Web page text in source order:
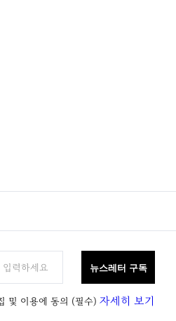
뉴스레터 구독
및 이용에 동의 (필수) 자세히 보기